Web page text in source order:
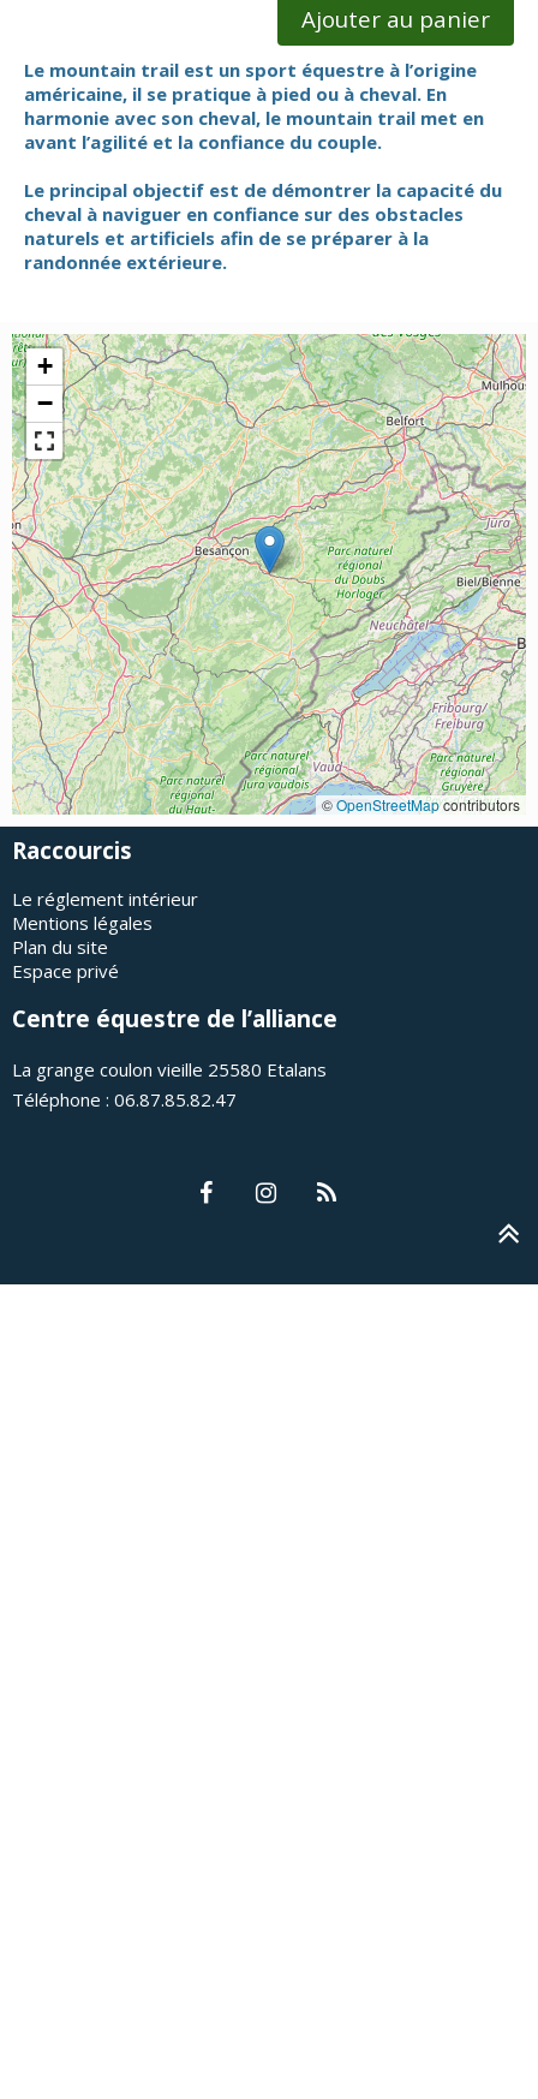
Ajouter au panier
Le mountain trail est un sport équestre à l’origine
américaine, il se pratique à pied ou à cheval. En
harmonie avec son cheval, le mountain trail met en
avant l’agilité et la confiance du couple.
Le principal objectif est de démontrer la capacité du
cheval à naviguer en confiance sur des obstacles
naturels et artificiels afin de se préparer à la
randonnée extérieure.
+
−
©OpenStreetMapcontributors
Raccourcis
Le réglement intérieur
Mentions légales
Plan du site
Espace privé
Centre équestre de l’alliance
La grange coulon vieille 25580 Etalans
Téléphone : 06.87.85.82.47